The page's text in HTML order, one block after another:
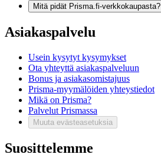
Mitä pidät Prisma.fi-verkkokaupasta?
Asiakaspalvelu
Usein kysytyt kysymykset
Ota yhteyttä asiakaspalveluun
Bonus ja asiakasomistajuus
Prisma-myymälöiden yhteystiedot
Mikä on Prisma?
Palvelut Prismassa
Muuta evästeasetuksia
Suosittelemme